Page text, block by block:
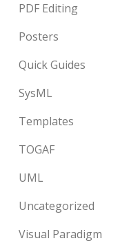
PDF Editing
Posters
Quick Guides
SysML
Templates
TOGAF
UML
Uncategorized
Visual Paradigm